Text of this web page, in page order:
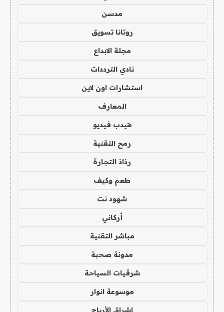
مدسن
روتانا تسويق
مجلة الابداع
نادي الترددات
استشارات اون لاين
المعارف
هيدب فيديو
رمح التقنية
رذاذ التجارة
طعم وكيف
شهود نت
أركاني
مباشر التقنية
مدونة صحبة
شرقيات السياحة
موسوعة انوار
اشراق الأرباح